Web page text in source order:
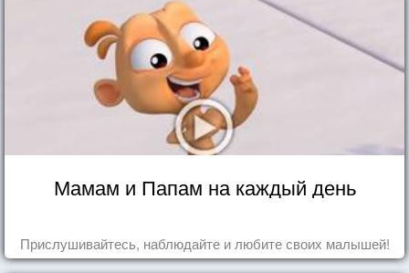
Мамам и Папам на каждый день
Прислушивайтесь, наблюдайте и любите своих малышей!